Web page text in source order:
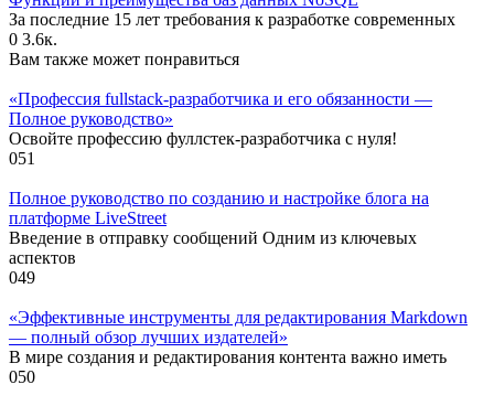
За последние 15 лет требования к разработке современных
0 3.6к.
Вам также может понравиться
«Профессия fullstack-разработчика и его обязанности —
Полное руководство»
Освойте профессию фуллстек-разработчика с нуля!
051
Полное руководство по созданию и настройке блога на
платформе LiveStreet
Введение в отправку сообщений Одним из ключевых
аспектов
049
«Эффективные инструменты для редактирования Markdown
— полный обзор лучших издателей»
В мире создания и редактирования контента важно иметь
050